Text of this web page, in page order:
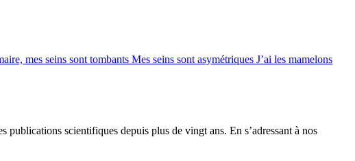
mes seins sont tombants Mes seins sont asymétriques J’ai les mamelons
publications scientifiques depuis plus de vingt ans. En s’adressant à nos